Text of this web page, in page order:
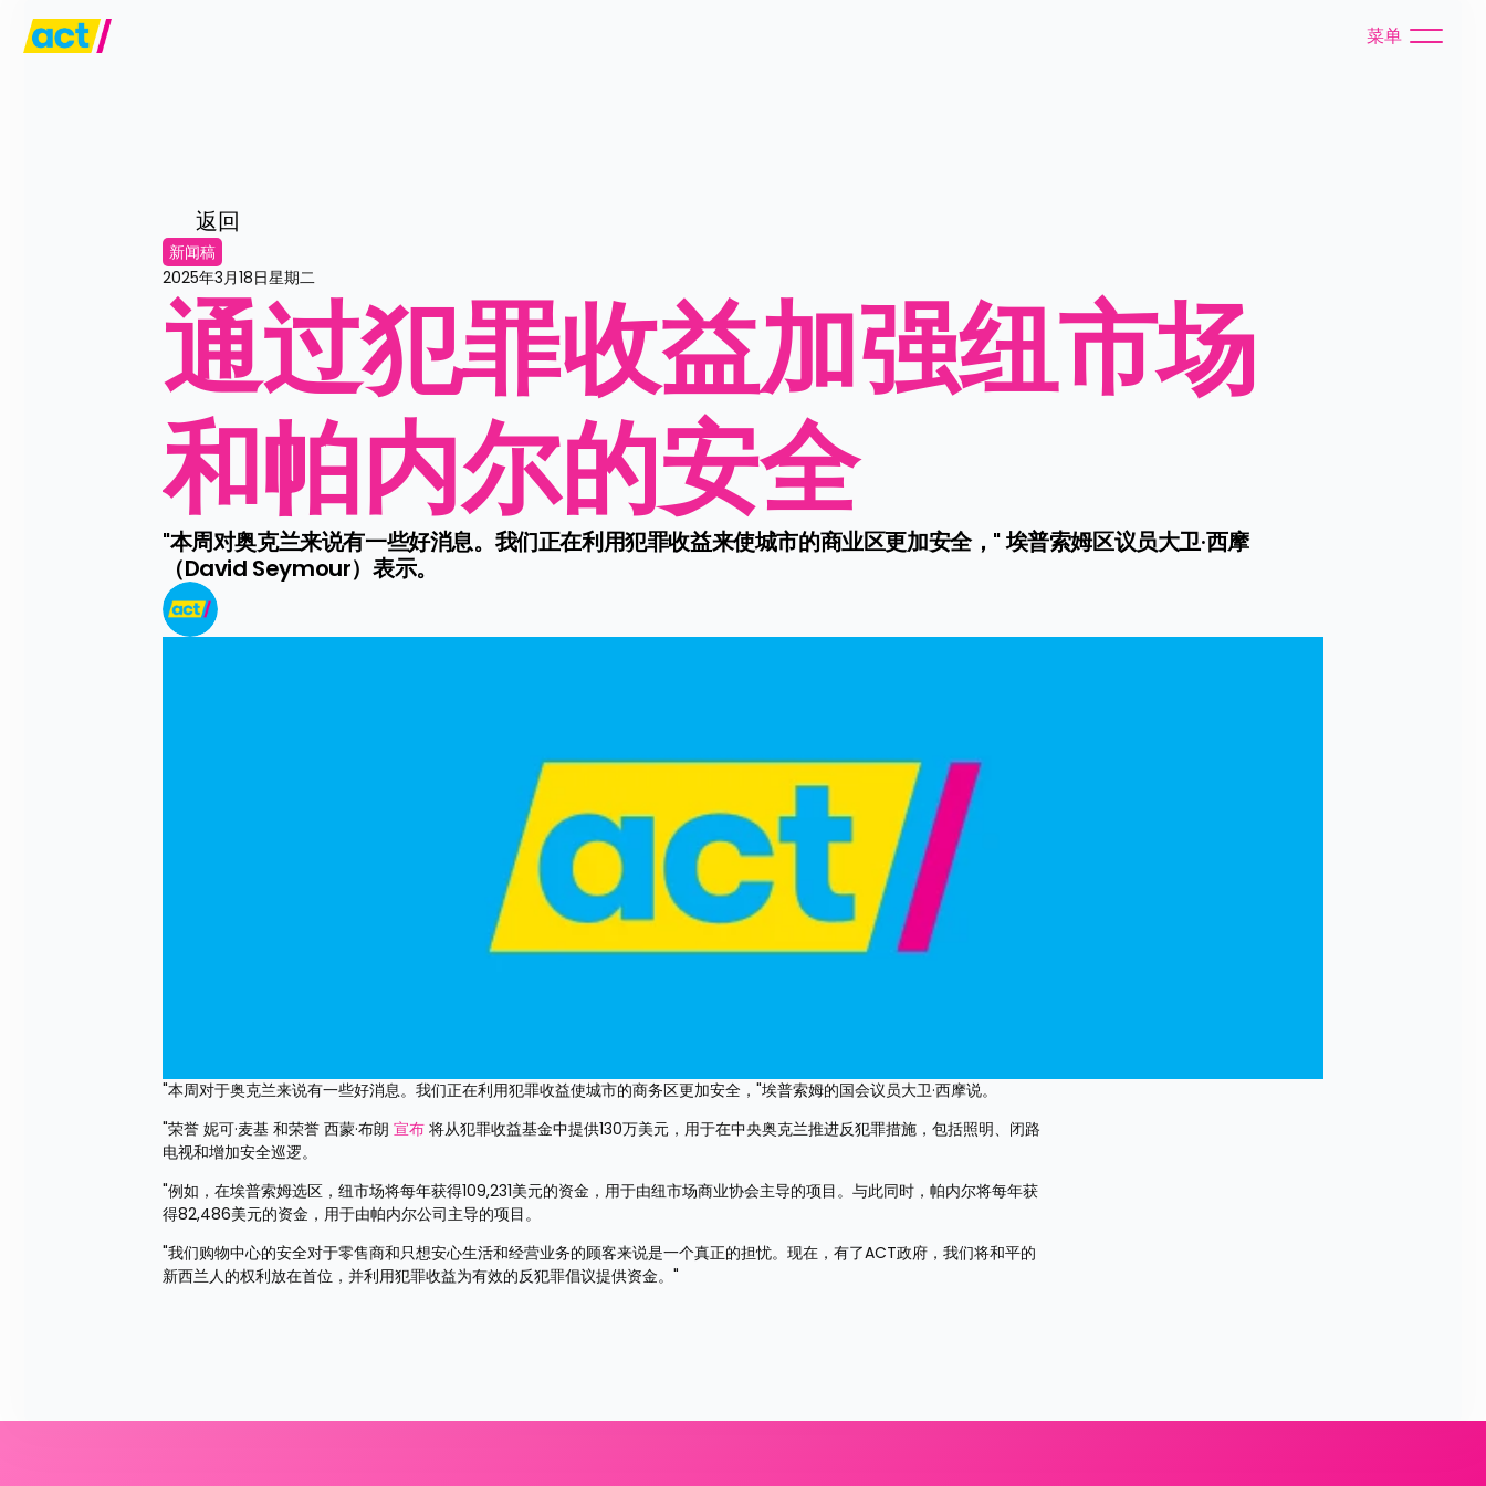
菜单
返回
新闻稿
2025年3月18日星期二
通过犯罪收益加强纽市场
和帕内尔的安全
"本周对奥克兰来说有一些好消息。我们正在利用犯罪收益来使城市的商业区更加安全，" 埃普索姆区议员大卫·西摩
（David Seymour）表示。
"本周对于奥克兰来说有一些好消息。我们正在利用犯罪收益使城市的商务区更加安全，"埃普索姆的国会议员大卫·西摩说。
"荣誉 妮可·麦基 和荣誉 西蒙·布朗 宣布 将从犯罪收益基金中提供130万美元，用于在中央奥克兰推进反犯罪措施，包括照明、闭路
电视和增加安全巡逻。
"例如，在埃普索姆选区，纽市场将每年获得109,231美元的资金，用于由纽市场商业协会主导的项目。与此同时，帕内尔将每年获
得82,486美元的资金，用于由帕内尔公司主导的项目。
"我们购物中心的安全对于零售商和只想安心生活和经营业务的顾客来说是一个真正的担忧。现在，有了ACT政府，我们将和平的
新西兰人的权利放在首位，并利用犯罪收益为有效的反犯罪倡议提供资金。"